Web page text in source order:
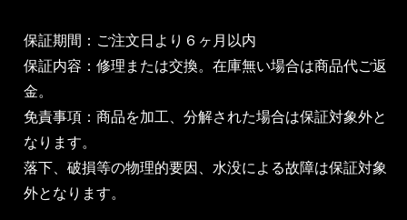
保証期間：ご注文日より６ヶ月以内
保証内容：修理または交換。在庫無い場合は商品代ご返
金。
免責事項：商品を加工、分解された場合は保証対象外と
なります。
落下、破損等の物理的要因、水没による故障は保証対象
外となります。